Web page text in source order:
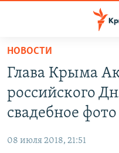
Вернуться
основному
содержанию
Вернутся
главной
СПЕЦПРОЕКТЫ
ГРУЗ 200
11 ЛЕТ ОККУПАЦИИ
ВОДА
ЕЩЕ
НОВОСТИ
Глава Крыма
российского
свадебное фото
08 июля 2018, 21:51